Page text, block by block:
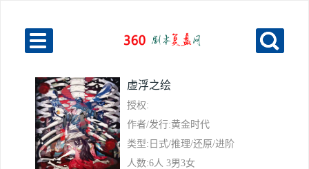
虚浮之绘
授权:
作者/发行:黄金时代
类型:日式/推理/还原/进阶
人数:6人 3男3女